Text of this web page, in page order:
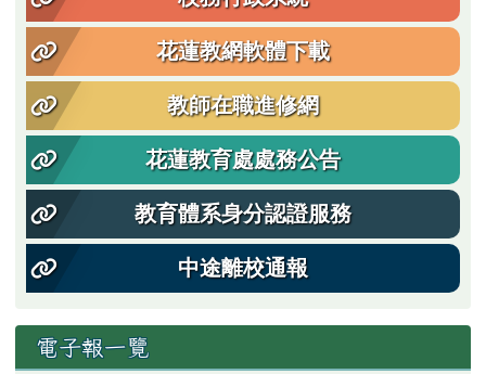
花蓮教網軟體下載
教師在職進修網
花蓮教育處處務公告
教育體系身分認證服務
中途離校通報
電子報一覽